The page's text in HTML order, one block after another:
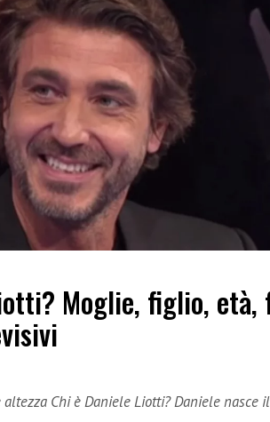
Moglie, figlio, età,
Chi è Daniele Liotti? Daniele nasce